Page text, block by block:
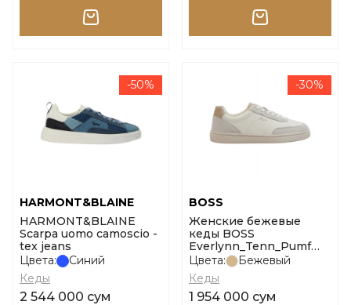
-50%
HARMONT&BLAINE
HARMONT&BLAINE
Scarpa uomo camoscio -
tex jeans
Цвета:
Синий
Кеды
2 544 000 сум
-30%
BOSS
Женские бежевые
кеды BOSS
Everlynn_Tenn_Pumf
размер 35
Цвета:
Бежевый
Кеды
1 954 000 сум